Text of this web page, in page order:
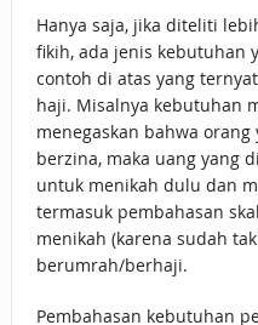
Hanya saja, jika diteliti
fikih, ada jenis kebutuhan
contoh di atas yang
haji. Misalnya kebutuhan
menegaskan bahwa
berzina, maka uang yang
untuk menikah dulu dan
termasuk pembahasan
menikah (karena sudah
berumrah/berhaji.
Pembahasan kebutuhan